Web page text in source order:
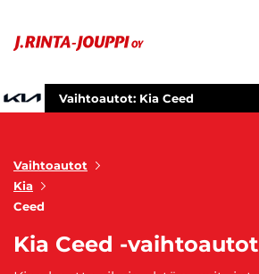
Vaihtoautot: Kia Ceed
Vaihtoautot
Kia
Ceed
Kia Ceed -vaihtoautot